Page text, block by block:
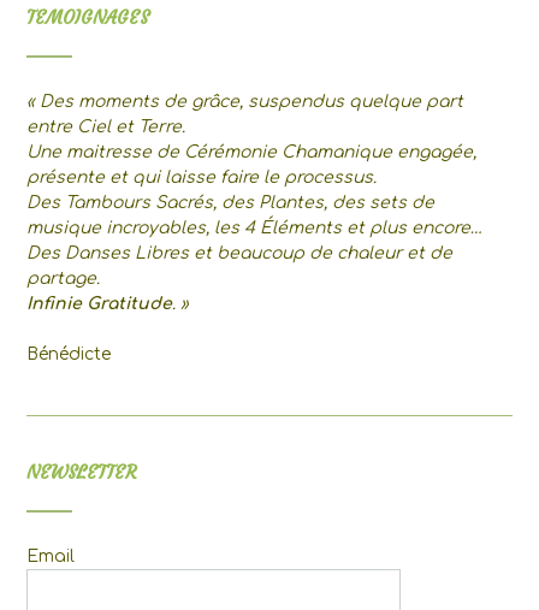
TEMOIGNAGES
« Des moments de grâce, suspendus quelque part
entre Ciel et Terre.
Une maitresse de Cérémonie Chamanique engagée,
présente et qui laisse faire le processus.
Des Tambours Sacrés, des Plantes, des sets de
musique incroyables, les 4 Éléments et plus encore…
Des Danses Libres et beaucoup de chaleur et de
partage.
Infinie Gratitude. »
Bénédicte
NEWSLETTER
Email